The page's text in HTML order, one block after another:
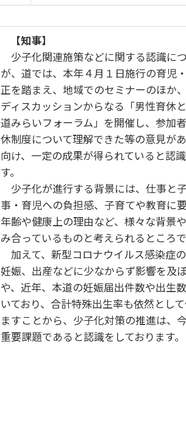
【知事】
少子化関連施策などに関する認識に
が、道では、本年４月１日施行の育児
正を踏まえ、地域でのセミナーのほか
ディスカッションからなる「男性育休
道みらいフォーラム」を開催し、参加
休制度について理解できた等の意見が
向け、一定の成果が得られていると認
す。
少子化が進行する背景には、仕事と
事・育児への負担感、子育てや教育に
年齢や健康上の理由など、様々な背景
み合っているものと考えられるところで
加えて、新型コロナウイルス感染症
妊娠、出産などに少なからず影響を及
や、近年、本道の妊娠届出件数や出生
いており、合計特殊出生率も依然とし
ますことから、少子化対策の推進は、
重要課題であると認識をしておりま